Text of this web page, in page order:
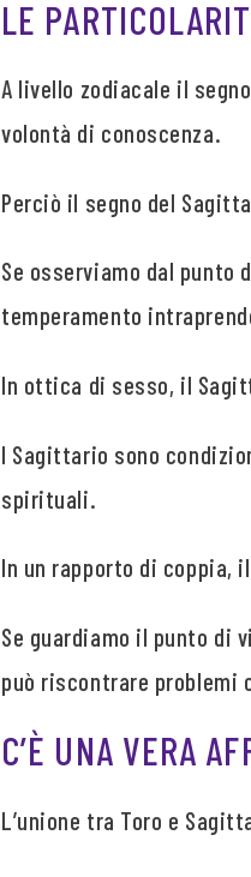
LE
A livello zodiacale il
volontà di conoscenza.
Perciò il segno del
Se osserviamo dal
temperamento
In ottica di sesso, il
I Sagittario sono
spirituali.
In un rapporto di coppia,
Se guardiamo il punto di
può riscontrare problemi
C’È UNA VERA
L’unione tra Toro e